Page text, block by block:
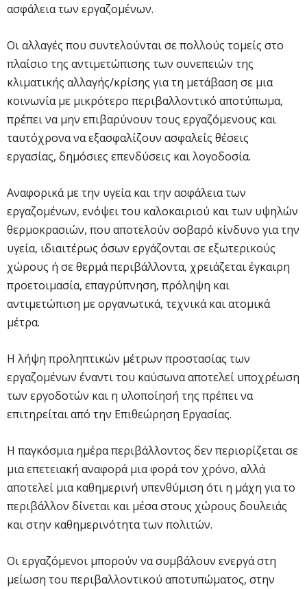
ασφάλεια των εργαζομένων.
Οι αλλαγές που συντελούνται σε πολλούς τομείς στο
πλαίσιο της αντιμετώπισης των συνεπειών της
κλιματικής αλλαγής/κρίσης για τη μετάβαση σε μια
κοινωνία με μικρότερο περιβαλλοντικό αποτύπωμα,
πρέπει να μην επιβαρύνουν τους εργαζόμενους και
ταυτόχρονα να εξασφαλίζουν ασφαλείς θέσεις
εργασίας, δημόσιες επενδύσεις και λογοδοσία.
Αναφορικά με την υγεία και την ασφάλεια των
εργαζομένων, ενόψει του καλοκαιριού και των υψηλών
θερμοκρασιών, που αποτελούν σοβαρό κίνδυνο για την
υγεία, ιδιαιτέρως όσων εργάζονται σε εξωτερικούς
χώρους ή σε θερμά περιβάλλοντα, χρειάζεται έγκαιρη
προετοιμασία, επαγρύπνηση, πρόληψη και
αντιμετώπιση με οργανωτικά, τεχνικά και ατομικά
μέτρα.
Η λήψη προληπτικών μέτρων προστασίας των
εργαζομένων έναντι του καύσωνα αποτελεί υποχρέωση
των εργοδοτών και η υλοποίησή της πρέπει να
επιτηρείται από την Επιθεώρηση Εργασίας.
Η παγκόσμια ημέρα περιβάλλοντος δεν περιορίζεται σε
μια επετειακή αναφορά μια φορά τον χρόνο, αλλά
αποτελεί μια καθημερινή υπενθύμιση ότι η μάχη για το
περιβάλλον δίνεται και μέσα στους χώρους δουλειάς
και στην καθημερινότητα των πολιτών.
Οι εργαζόμενοι μπορούν να συμβάλουν ενεργά στη
μείωση του περιβαλλοντικού αποτυπώματος, στην